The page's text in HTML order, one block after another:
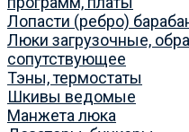
Лопасти (ребро)
Люки загрузочные,
сопутствующее
Тэны, термостаты
Шкивы ведомые
Манжета люка